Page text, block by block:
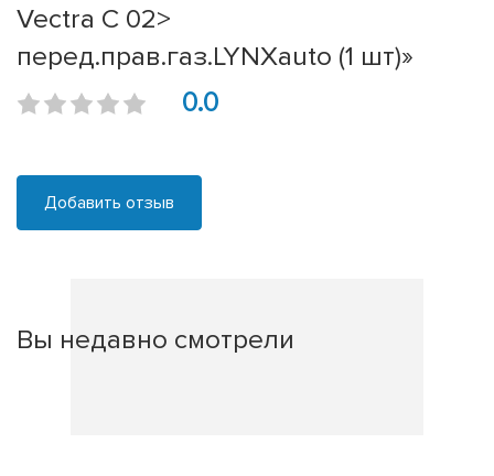
Vectra C 02>
перед.прав.газ.LYNXauto (1 шт)»
0.0
Добавить отзыв
Вы недавно смотрели